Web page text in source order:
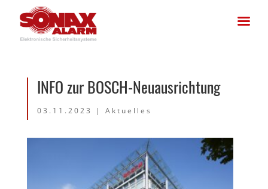
INFO zur BOSCH-Neuausrichtung
03.11.2023 | Aktuelles